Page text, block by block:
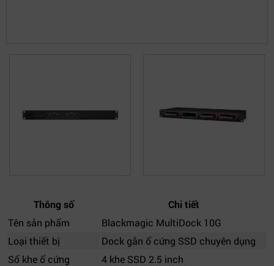
Thông số
Chi tiết
Tên sản phẩm
Blackmagic MultiDock 10G
Loại thiết bị
Dock gắn ổ cứng SSD chuyên dụng
Số khe ổ cứng
4 khe SSD 2.5 inch